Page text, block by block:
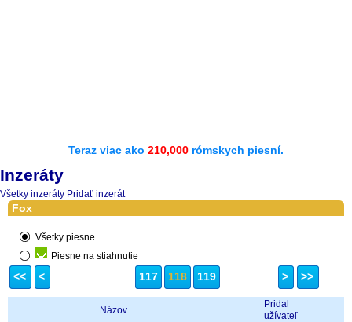
Teraz viac ako 210,000 rómskych piesní.
Inzeráty
Všetky inzeráty Pridať inzerát
Fox
Všetky piesne
Piesne na stiahnutie
<< < 117 118 119 > >>
Názov
Pridal
užívateľ